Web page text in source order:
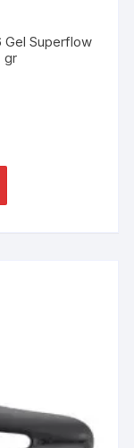
Gel Superflow
gr